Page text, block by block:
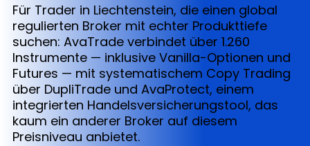
Für Trader in Liechtenstein, die einen global
regulierten Broker mit echter Produkttiefe
suchen: AvaTrade verbindet über 1.260
Instrumente — inklusive Vanilla-Optionen und
Futures — mit systematischem Copy Trading
über DupliTrade und AvaProtect, einem
integrierten Handelsversicherungstool, das
kaum ein anderer Broker auf diesem
Preisniveau anbietet.